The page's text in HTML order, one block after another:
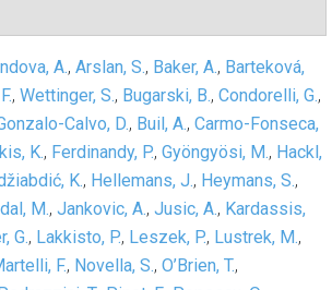
A., Arslan, S., Baker, A., Barteková,
, Wettinger, S., Bugarski, B., Condorelli, G.,
Calvo, D., Buil, A., Carmo-Fonseca,
K., Ferdinandy, P., Gyöngyösi, M., Hackl,
K., Hellemans, J., Heymans, S.,
M., Jankovic, A., Jusic, A., Kardassis,
G., Lakkisto, P., Leszek, P., Lustrek, M.,
F., Novella, S., O’Brien, T.,